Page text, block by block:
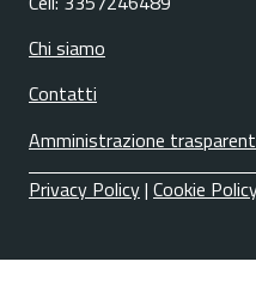
Chi siamo
Contatti
Amministrazione
Privacy Policy| Cookie